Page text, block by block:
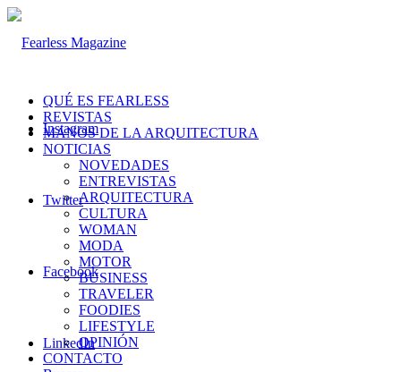
Instagram
Twitter
Facebook
LinkedIn
QUÉ ES FEARLESS
REVISTAS
MANOS DE LA ARQUITECTURA
NOTICIAS
NOVEDADES
ENTREVISTAS
ARQUITECTURA
CULTURA
WOMAN
MODA
MOTOR
BUSINESS
TRAVELER
FOODIES
LIFESTYLE
OPINIÓN
CONTACTO